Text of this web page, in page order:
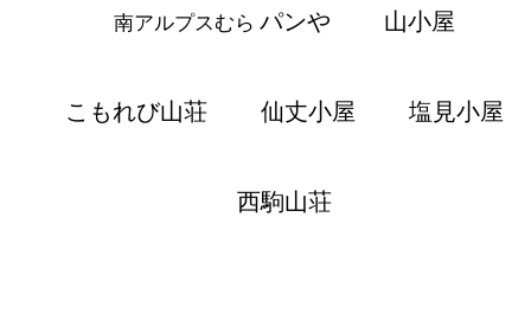
南アルプスむら パンや 山小屋
こもれび山荘 仙丈小屋 塩見小屋
西駒山荘